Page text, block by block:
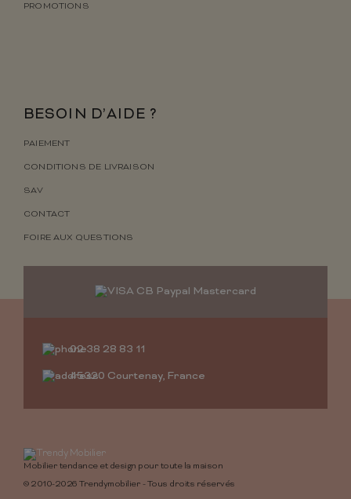
PROMOTIONS
BESOIN D’AIDE ?
PAIEMENT
CONDITIONS DE LIVRAISON
SAV
CONTACT
FOIRE AUX QUESTIONS
02 38 28 83 11
45320 Courtenay, France
Mobilier tendance et design pour toute la maison
© 2010-2026 Trendymobilier - Tous droits réservés